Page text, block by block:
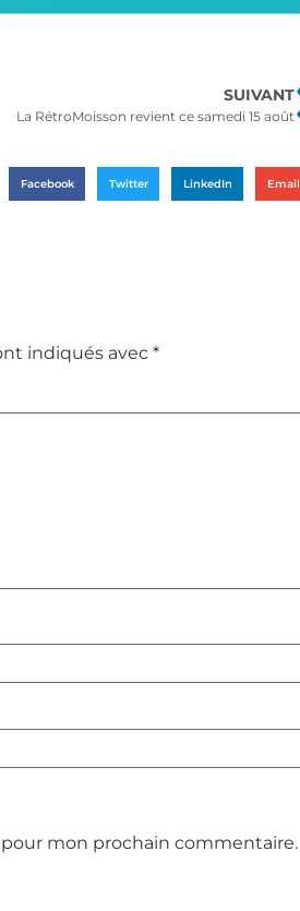
SUIVANT
La RétroMoisson revient ce samedi 15 août
Facebook Twitter LinkedIn Email
indiqués avec *
mon prochain commentaire.